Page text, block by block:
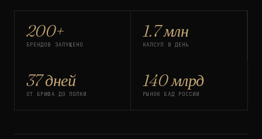
200+
БРЕНДОВ ЗАПУЩЕНО
1.7 млн
КАПСУЛ В ДЕНЬ
37 дней
ОТ БРИФА ДО ПОЛКИ
140 млрд
РЫНОК БАД РОССИИ